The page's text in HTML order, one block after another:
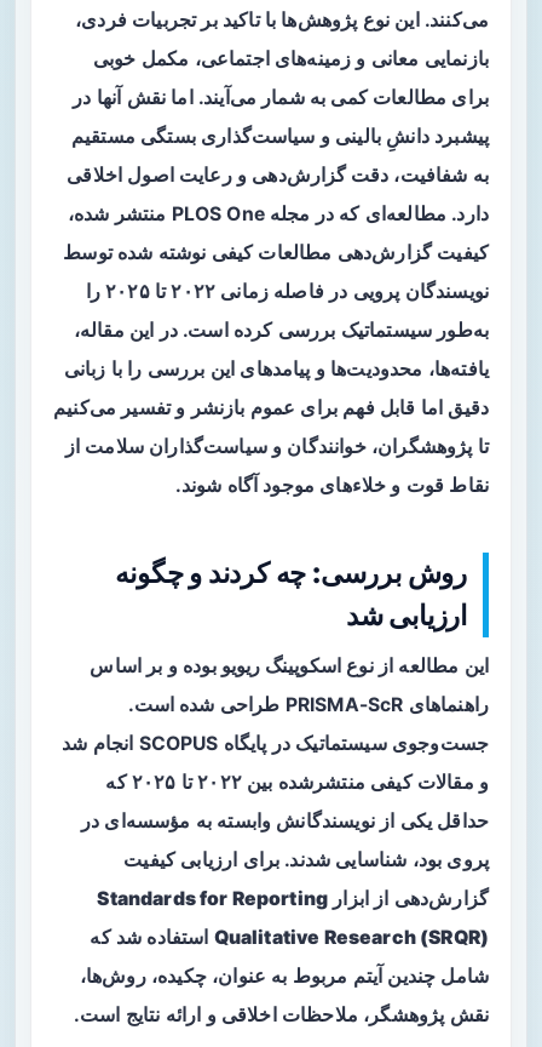
می‌کنند. این نوع پژوهش‌ها با تاکید بر تجربیات فردی،
بازنمایی معانی و زمینه‌های اجتماعی، مکمل خوبی
برای مطالعات کمی به شمار می‌آیند. اما نقش آنها در
پیشبرد دانشِ بالینی و سیاست‌گذاری بستگی مستقیم
به شفافیت، دقت گزارش‌دهی و رعایت اصول اخلاقی
دارد. مطالعه‌ای که در مجله PLOS One منتشر شده،
کیفیت گزارش‌دهی مطالعات کیفی نوشته شده توسط
نویسندگان پرویی در فاصله زمانی ۲۰۲۲ تا ۲۰۲۵ را
به‌طور سیستماتیک بررسی کرده است. در این مقاله،
یافته‌ها، محدودیت‌ها و پیامدهای این بررسی را با زبانی
دقیق اما قابل فهم برای عموم بازنشر و تفسیر می‌کنیم
تا پژوهشگران، خوانندگان و سیاست‌گذاران سلامت از
نقاط قوت و خلاءهای موجود آگاه شوند.
روش بررسی: چه کردند و چگونه
ارزیابی شد
این مطالعه از نوع اسکوپینگ ریویو بوده و بر اساس
راهنماهای PRISMA-ScR طراحی شده است.
جست‌وجوی سیستماتیک در پایگاه SCOPUS انجام شد
و مقالات کیفی منتشرشده بین ۲۰۲۲ تا ۲۰۲۵ که
حداقل یکی از نویسندگانش وابسته به مؤسسه‌ای در
پروی بود، شناسایی شدند. برای ارزیابی کیفیت
گزارش‌دهی از ابزار Standards for Reporting
Qualitative Research (SRQR) استفاده شد که
شامل چندین آیتم مربوط به عنوان، چکیده، روش‌ها،
نقش پژوهشگر، ملاحظات اخلاقی و ارائه نتایج است.